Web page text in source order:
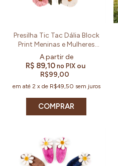
Presilha Tic Tac Dália Block
Print Meninas e Mulheres
(Par)
R$ 89,10no PIX ou
R$99,00
em até 2 x de R$49,50 sem juros
COMPRAR